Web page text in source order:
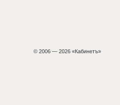
© 2006 — 2026 «Кабинетъ»